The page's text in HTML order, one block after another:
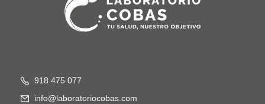
918 475 077
info@laboratoriocobas.com